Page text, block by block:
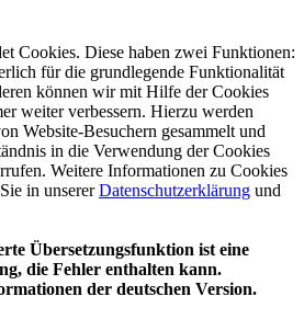
Cookies. Diese haben zwei Funktionen:
für die grundlegende Funktionalität
können wir mit Hilfe der Cookies
weiter verbessern. Hierzu werden
Website-Besuchern gesammelt und
in die Verwendung der Cookies
Weitere Informationen zu Cookies
in unsererDatenschutzerklärung und
Übersetzungsfunktion ist eine
die Fehler enthalten kann.
der deutschen Version.